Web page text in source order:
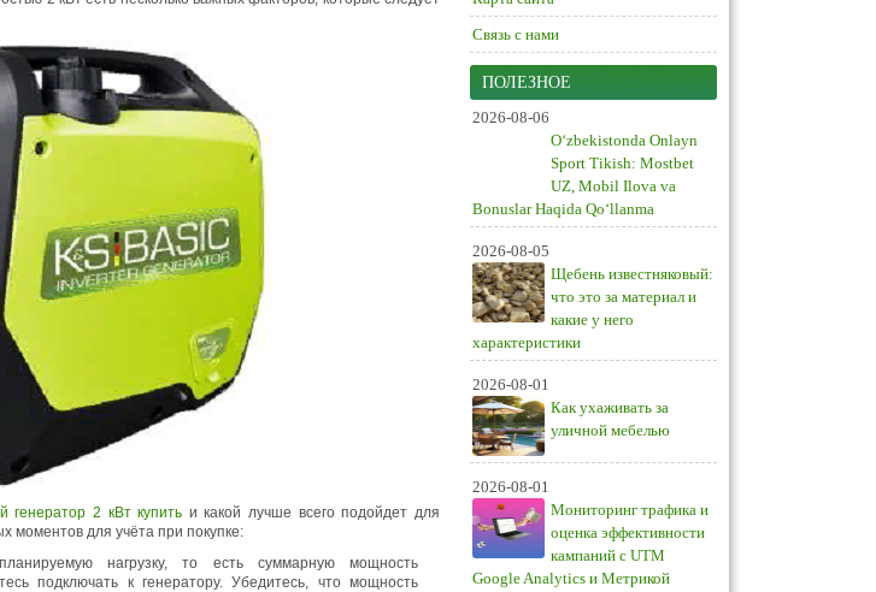
генератор 2 кВт купить и какой лучше всего подойдет для
моментов для учёта при покупке:
нагрузку, то есть суммарную мощность
подключать к генератору. Убедитесь, что мощность
Связь с нами
ПОЛЕЗНОЕ
2026-08-06
O‘zbekistonda Onlayn
Sport Tikish: Mostbet
UZ, Mobil Ilova va
Bonuslar Haqida Qo‘llanma
2026-08-05
Щебень известняковый:
что это за материал и
какие у него
характеристики
2026-08-01
Как ухаживать за
уличной мебелью
2026-08-01
Мониторинг трафика и
оценка эффективности
кампаний с UTM
Google Analytics и Метрикой